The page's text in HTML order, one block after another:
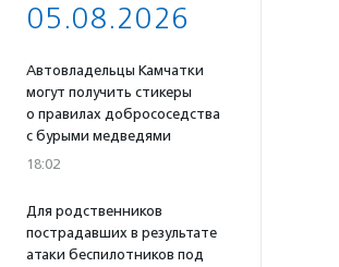
05.08.2026
Автовладельцы Камчатки
могут получить стикеры
о правилах добрососедства
с бурыми медведями
18:02
Для родственников
пострадавших в результате
атаки беспилотников под